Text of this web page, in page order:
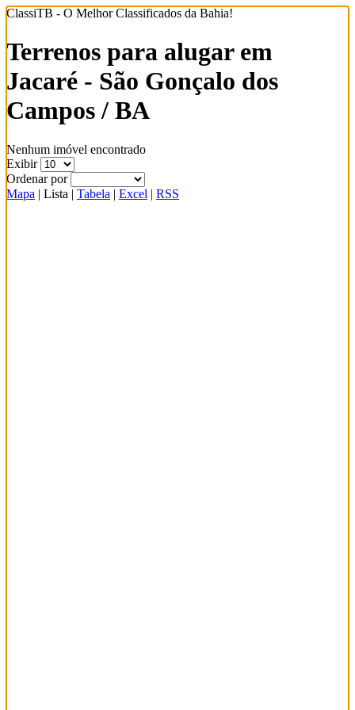
ClassiTB - O Melhor Classificados da Bahia!
Terrenos para alugar em
Jacaré - São Gonçalo dos
Campos / BA
Nenhum imóvel encontrado
Exibir
Ordenar por
Mapa | Lista | Tabela | Excel | RSS